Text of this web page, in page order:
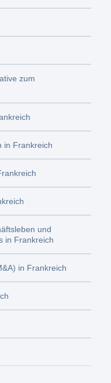
zum
in Frankreich
und
in Frankreich
in Frankreich